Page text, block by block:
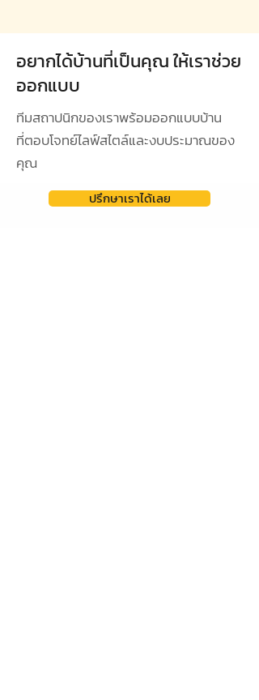
อยากได้บ้านที่เป็นคุณ ให้เราช่วย
ออกแบบ
ทีมสถาปนิกของเราพร้อมออกแบบบ้าน
ที่ตอบโจทย์ไลฟ์สไตล์และงบประมาณของ
คุณ
ปรึกษาเราได้เลย